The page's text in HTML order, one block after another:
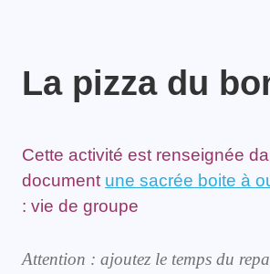
La pizza du
Cette activité est renseignée
document une sacrée boite à
: vie de groupe
Attention : ajoutez le temps du